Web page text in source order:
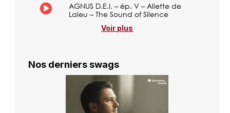
AGNUS D.E.I. – ép. V – Aliette de
Laleu – The Sound of Silence
Voir plus
Nos derniers swags